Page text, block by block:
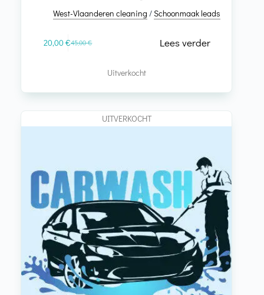
West-Vlaanderen cleaning /Schoonmaak leads
45,00€
20,00€ Lees verder
Uitverkocht
UITVERKOCHT